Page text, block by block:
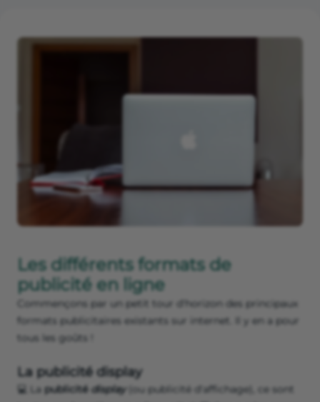
Les différents formats de
publicité en ligne
Commençons par un petit tour d'horizon des principaux
formats publicitaires existants sur internet. Il y en a pour
tous les goûts !
La publicité display
💻 La publicité display (ou publicité d'affichage), ce sont